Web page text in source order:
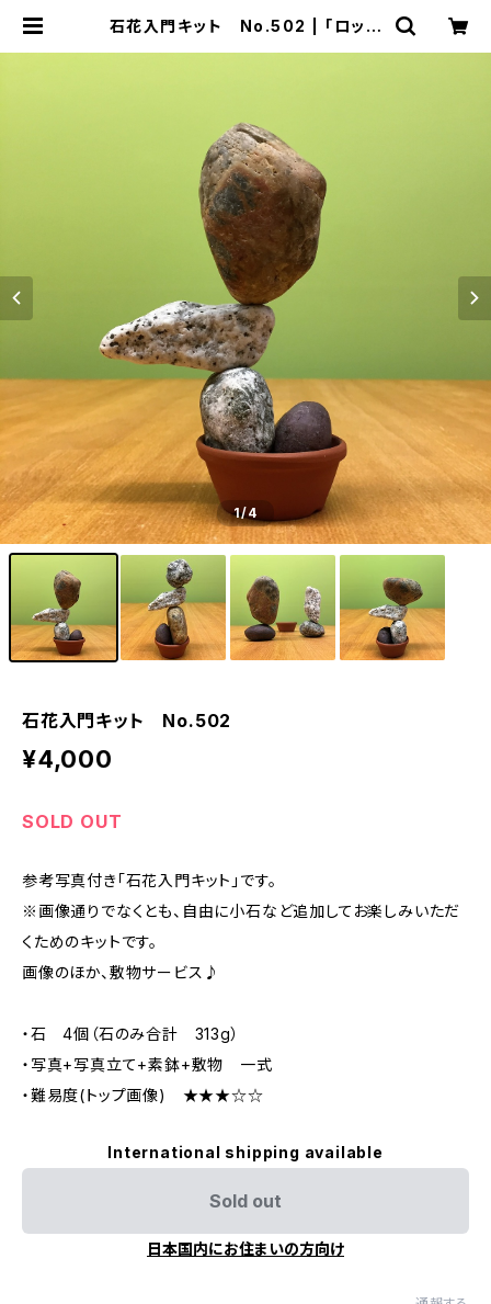
石花入門キット No.502 | 「ロック
1/4
石花入門キット No.502
¥4,000
SOLD OUT
参考写真付き「石花入門キット」です。
※画像通りでなくとも、自由に小石など追加してお楽しみいただ
くためのキットです。
画像のほか、敷物サービス♪
・石 4個（石のみ合計 313g）
・写真+写真立て+素鉢+敷物 一式
・難易度(トップ画像) ★★★☆☆
International shipping available
Sold out
日本国内にお住まいの方向け